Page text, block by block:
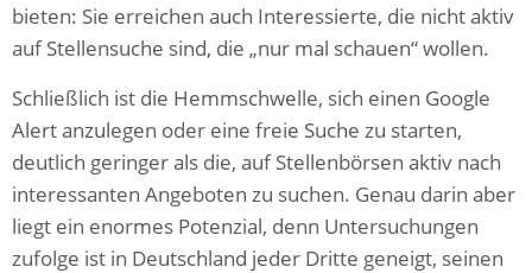
bieten: Sie erreichen auch Interessierte, die nicht aktiv
auf Stellensuche sind, die „nur mal schauen“ wollen.
Schließlich ist die Hemmschwelle, sich einen Google
Alert anzulegen oder eine freie Suche zu starten,
deutlich geringer als die, auf Stellenbörsen aktiv nach
interessanten Angeboten zu suchen. Genau darin aber
liegt ein enormes Potenzial, denn Untersuchungen
zufolge ist in Deutschland jeder Dritte geneigt, seinen